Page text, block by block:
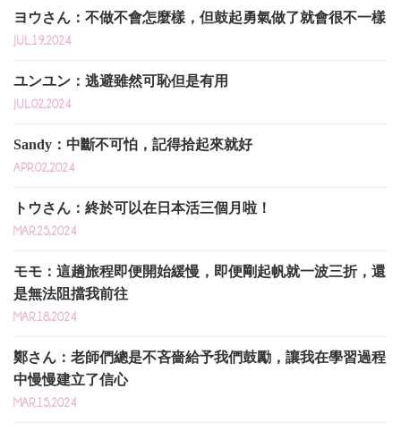
ヨウさん：不做不會怎麼樣，但鼓起勇氣做了就會很不一樣
JUL.19,2024
ユンユン：逃避雖然可恥但是有用
JUL.02,2024
Sandy：中斷不可怕，記得拾起來就好
APR.02,2024
トウさん：終於可以在日本活三個月啦！
MAR.25,2024
モモ：這趟旅程即便開始緩慢，即便剛起帆就一波三折，還
是無法阻擋我前往
MAR.18,2024
鄭さん：老師們總是不吝嗇給予我們鼓勵，讓我在學習過程
中慢慢建立了信心
MAR.15,2024